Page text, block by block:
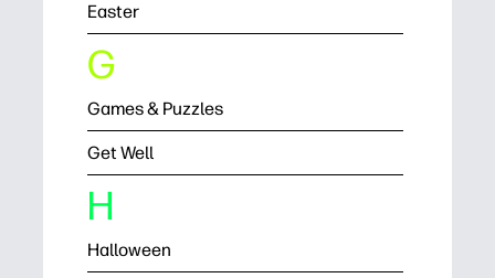
Easter
G
Games & Puzzles
Get Well
H
Halloween